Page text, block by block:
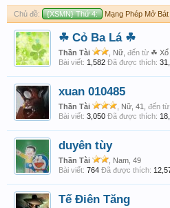
Chủ đề: {XSMN} Thứ 4: Mạng Phép Mở Bát
☘ Cỏ Ba Lá ☘
Thần Tài , Nữ, đến từ ☘ Xổ
Bài viết: 1,582 Đã được thích:
xuan 010485
Thần Tài , Nữ, 41, đến từ
Bài viết: 3,050 Đã được thích:
duyên tùy
Thần Tài
, Nam, 49
Bài viết: 764 Đã được thích:
Tế Điên Tăng